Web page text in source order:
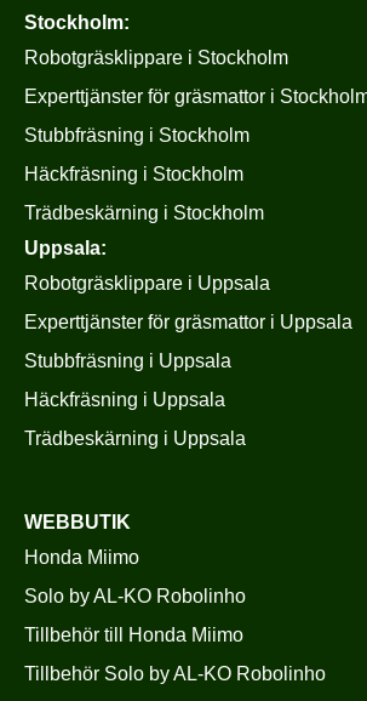
Stockholm:
Robotgräsklippare i Stockholm
Experttjänster för gräsmattor i
Stubbfräsning i Stockholm
Häckfräsning i Stockholm
Trädbeskärning i Stockholm
Uppsala:
Robotgräsklippare i Uppsala
Experttjänster för gräsmattor i Uppsala
Stubbfräsning i Uppsala
Häckfräsning i Uppsala
Trädbeskärning i Uppsala
WEBBUTIK
Honda Miimo
Solo by AL-KO Robolinho
Tillbehör till Honda Miimo
Tillbehör Solo by AL-KO Robolinho